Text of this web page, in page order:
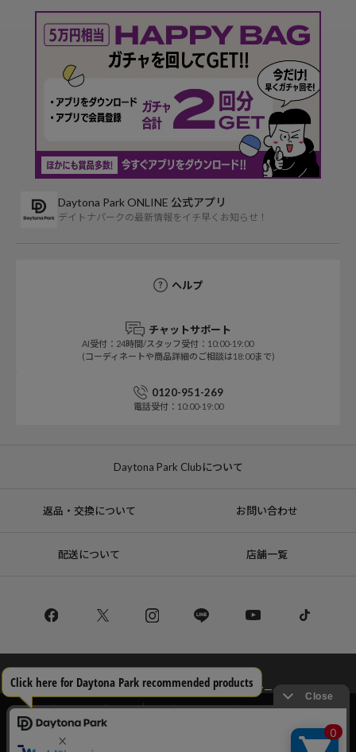
Daytona Park ONLINE 公式アプリ
デイトナパークの最新情報をイチ早くお知らせ！
ヘルプ
チャットサポート
AI受付：24時間/スタッフ受付：10:00-19:00
(コーディネートや商品詳細のご相談は18:00まで)
0120-951-269
電話受付：10:00-19:00
Daytona Park Clubについて
返品・交換について お問い合わせ
配送について 店舗一覧
コーポレートサイト リクルート
サステナブルマークについて
プライバシーポリシー
特定商取引法・古物営業法に基づく表記
当サイトでは利用体験の向上およびコンテンツの最適な提供、トラフィック
の分析を目的としてCookieを使用しています。